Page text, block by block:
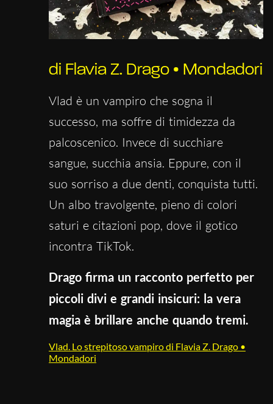
di Flavia Z. Drago • Mondadori
Vlad è un vampiro che sogna il
successo, ma soffre di timidezza da
palcoscenico. Invece di succhiare
sangue, succhia ansia. Eppure, con il
suo sorriso a due denti, conquista tutti.
Un albo travolgente, pieno di colori
saturi e citazioni pop, dove il gotico
incontra TikTok.
Drago firma un racconto perfetto per
piccoli divi e grandi insicuri: la vera
magia è brillare anche quando tremi.
Vlad. Lo strepitoso vampiro di Flavia Z. Drago •
Mondadori